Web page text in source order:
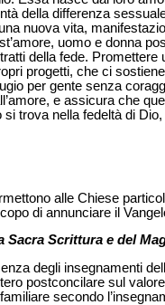
della differenza
nuova vita,
uomo e donna
della fede.
progetti, che ci
per gente senza
e assicura che
trova nella fedeltà di
alle Chiese
di annunciare il
Sacra Scrittura e del
degli insegnamenti
postconcilare sul
secondo